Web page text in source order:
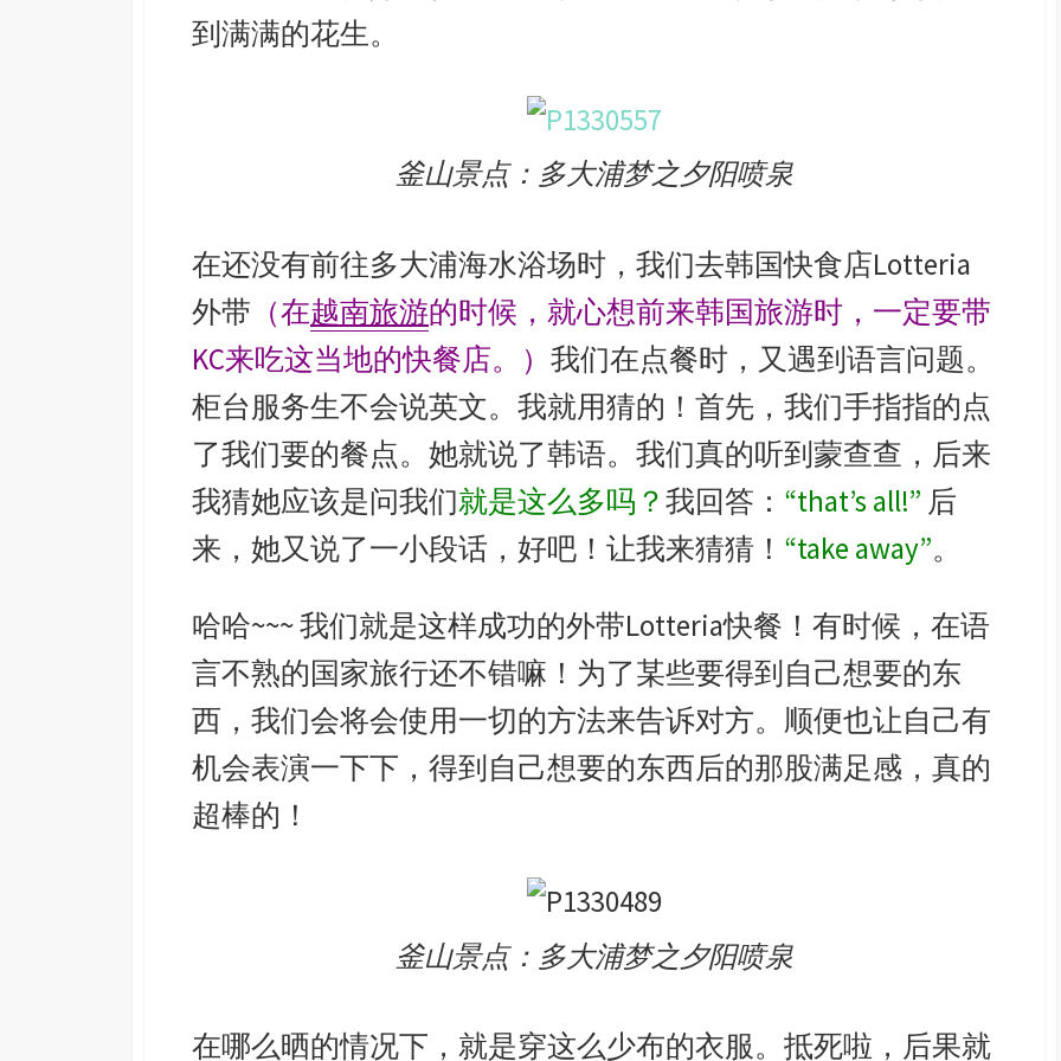
到满满的花生。
釜山景点：多大浦梦之夕阳喷泉
在还没有前往多大浦海水浴场时，我们去韩国快食店Lotteria
外带 （在越南旅游的时候，就心想前来韩国旅游时，一定要带
KC来吃这当地的快餐店。） 我们在点餐时，又遇到语言问题。
柜台服务生不会说英文。我就用猜的！首先，我们手指指的点
了我们要的餐点。她就说了韩语。我们真的听到蒙查查，后来
我猜她应该是问我们就是这么多吗？我回答： “that’s all!” 后
来，她又说了一小段话，好吧！让我来猜猜！ “take away”。
哈哈~~~ 我们就是这样成功的外带Lotteria快餐！有时候，在语
言不熟的国家旅行还不错嘛！为了某些要得到自己想要的东
西，我们会将会使用一切的方法来告诉对方。顺便也让自己有
机会表演一下下，得到自己想要的东西后的那股满足感，真的
超棒的！
釜山景点：多大浦梦之夕阳喷泉
在哪么晒的情况下，就是穿这么少布的衣服。抵死啦，后果就